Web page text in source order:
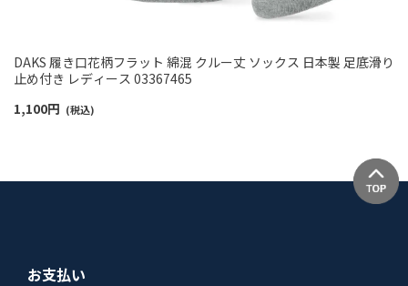
DAKS 履き口花柄フラット 綿混 クルー丈 ソックス 日本製 足底滑り
止め付き レディース 03367465
1,100円 (税込)
お支払い